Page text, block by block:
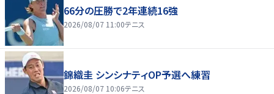
66分の圧勝で2年連続16強
2026/08/07 11:00テニス
錦織圭 シンシナティOP予選へ練習
2026/08/07 10:06テニス